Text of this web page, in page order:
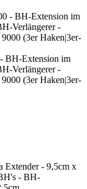
BH-Extension im
Verlängerer -
(3er Haken|3er-